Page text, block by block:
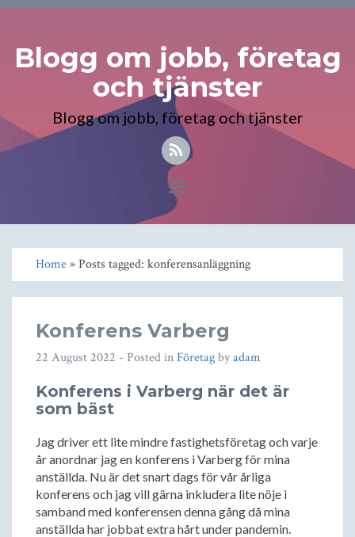
Blogg om jobb, företag
och tjänster
Blogg om jobb, företag och tjänster
Toggle
navigation
Home» Posts tagged: konferensanläggning
Konferens Varberg
22 August 2022 - Posted inFöretagbyadam
Konferens i Varberg när det är
som bäst
Jag driver ett lite mindre fastighetsföretag och varje
år anordnar jag en konferens i Varberg för mina
anställda. Nu är det snart dags för vår årliga
konferens och jag vill gärna inkludera lite nöje i
samband med konferensen denna gång då mina
anställda har jobbat extra hårt under pandemin.